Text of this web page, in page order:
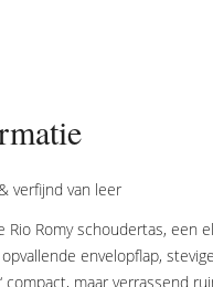
& verfijnd van leer
Rio Romy schoudertas, een
envelopflap,
compact, maar verrassend